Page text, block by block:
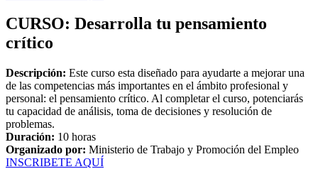
CURSO: Desarrolla tu pensamiento
crítico
Descripción: Este curso esta diseñado para ayudarte a mejorar una
de las competencias más importantes en el ámbito profesional y
personal: el pensamiento crítico. Al completar el curso, potenciarás
tu capacidad de análisis, toma de decisiones y resolución de
problemas.
Duración: 10 horas
Organizado por: Ministerio de Trabajo y Promoción del Empleo
INSCRIBETE AQUÍ